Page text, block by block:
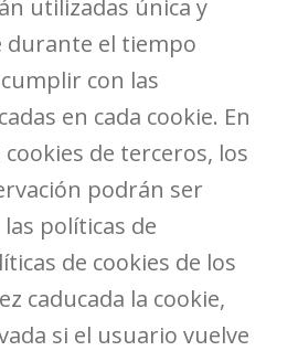
utilizadas única y
durante el tiempo
con las
en cada cookie. En
de terceros, los
podrán ser
políticas de
de cookies de los
caducada la cookie,
si el usuario vuelve